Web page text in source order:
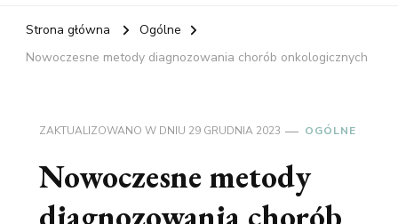
Strona główna
Ogólne
Nowoczesne metody diagnozowania chorób onkologicznych
ZAKTUALIZOWANO W DNIU 29 GRUDNIA 2023 OGÓLNE
Nowoczesne metody